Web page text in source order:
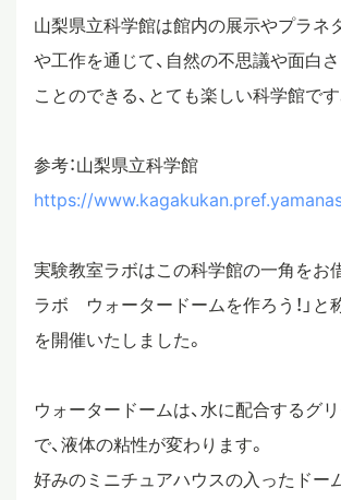
山梨県立科学館は館内の展示やプラネ
や工作を通じて、自然の不思議や面白
ことのできる、とても楽しい科学館です
参考：山梨県立科学館
https://
実験教室ラボはこの科学館の一角をお
ラボ ウォータードームを作ろう！」と
を開催いたしました。
ウォータードームは、水に配合するグ
で、液体の粘性が変わります。
好みのミニチュアハウスの入ったドー